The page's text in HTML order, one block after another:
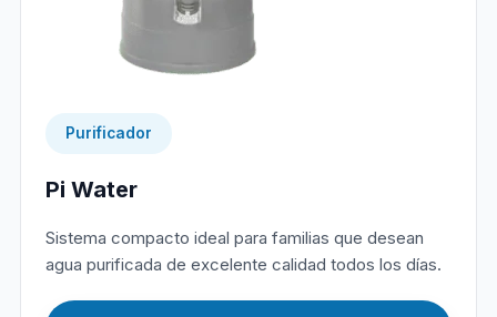
Purificador
Pi Water
Sistema compacto ideal para familias que desean
agua purificada de excelente calidad todos los días.